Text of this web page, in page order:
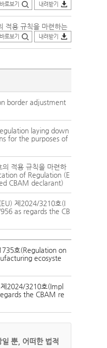
바로보기 내려받기
적용 규칙을 마련하는
바로보기 내려받기
border adjustment
laying down
for the purposes of
적용 규칙을 마련하
of Regulation (E
CBAM declarant)
제2024/3210호(I
as regards the CB
호(Regulation on
ecosyste
제2024/3210호(Impl
the CBAM re
뿐, 어떠한 법적